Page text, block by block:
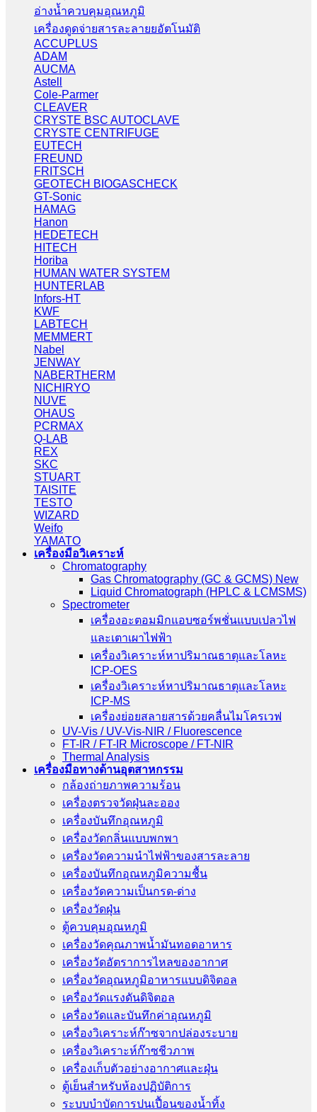
อ่างน้ำควบคุมอุณหภูมิ
เครื่องดูดจ่ายสารละลายยอัตโนมัติ
ACCUPLUS
ADAM
AUCMA
Astell
Cole-Parmer
CLEAVER
CRYSTE BSC AUTOCLAVE
CRYSTE CENTRIFUGE
EUTECH
FREUND
FRITSCH
GEOTECH BIOGASCHECK
GT-Sonic
HAMAG
Hanon
HEDETECH
HITECH
Horiba
HUMAN WATER SYSTEM
HUNTERLAB
Infors-HT
KWF
LABTECH
MEMMERT
Nabel
JENWAY
NABERTHERM
NICHIRYO
NUVE
OHAUS
PCRMAX
Q-LAB
REX
SKC
STUART
TAISITE
TESTO
WIZARD
Weifo
YAMATO
เครื่องมือวิเคราะห์
Chromatography
Gas Chromatography (GC & GCMS) New
Liquid Chromatograph (HPLC & LCMSMS)
Spectrometer
เครื่องอะตอมมิกแอบซอร์พชั่นแบบเปลวไฟ
และเตาเผาไฟฟ้า
เครื่องวิเคราะห์หาปริมาณธาตุและโลหะ
ICP-OES
เครื่องวิเคราะห์หาปริมาณธาตุและโลหะ
ICP-MS
เครื่องย่อยสลายสารด้วยคลื่นไมโครเวฟ
UV-Vis / UV-Vis-NIR / Fluorescence
FT-IR / FT-IR Microscope / FT-NIR
Thermal Analysis
เครื่องมือทางด้านอุตสาหกรรม
กล้องถ่ายภาพความร้อน
เครื่องตรวจวัดฝุ่นละออง
เครื่องบันทึกอุณหภูมิ
เครื่องวัดกลิ่นแบบพกพา
เครื่องวัดความนําไฟฟ้าของสารละลาย
เครื่องบันทึกอุณหภูมิความชื้น
เครื่องวัดความเป็นกรด-ด่าง
เครื่องวัดฝุ่น
ตู้ควบคุมอุณหภูมิ
เครื่องวัดคุณภาพน้ำมันทอดอาหาร
เครื่องวัดอัตราการไหลของอากาศ
เครื่องวัดอุณหภูมิอาหารแบบดิจิตอล
เครื่องวัดแรงดันดิจิตอล
เครื่องวัดและบันทึกค่าอุณหภูมิ
เครื่องวิเคราะห์ก๊าซจากปล่องระบาย
เครื่องวิเคราะห์ก๊าซชีวภาพ
เครื่องเก็บตัวอย่างอากาศเเละฝุ่น
ตู้เย็นสำหรับห้องปฏิบัติการ
ระบบบำบัดการปนเปื้อนของน้ำทิ้ง